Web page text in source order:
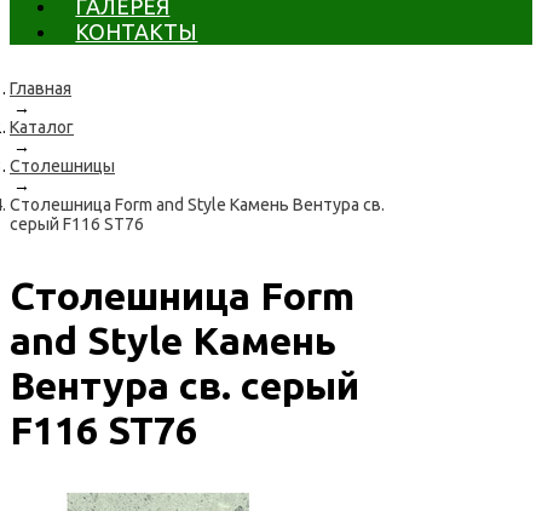
ГАЛЕРЕЯ
КОНТАКТЫ
Главная
→
Каталог
→
Столешницы
→
Столешница Form and Style Камень Вентура св.
серый F116 ST76
Столешница Form
and Style Камень
Вентура св. серый
F116 ST76